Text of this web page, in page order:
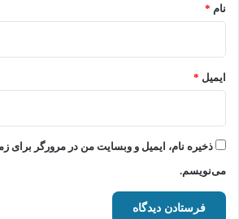
نام *
ایمیل *
ذخیره نام، ایمیل و وبسایت من در مرورگر برای
می‌نویسم.